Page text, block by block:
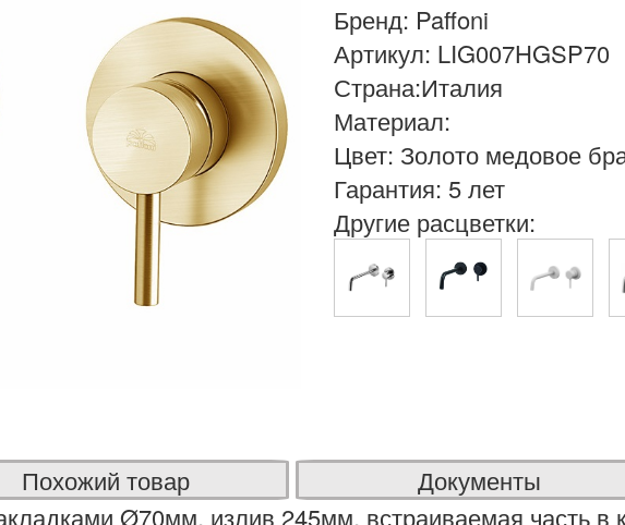
Похожий товар
Документы
Ø70мм, излив 245мм, встраиваемая часть в
Бренд: Paffoni
Артикул: LIG007HGSP70
Страна:Италия
Материал:
Цвет: Золото медовое
Гарантия: 5 лет
Другие расцветки: